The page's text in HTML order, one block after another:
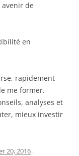
de
en
rapidement
me former.
analyses et
mieux investir
20, 2016 .